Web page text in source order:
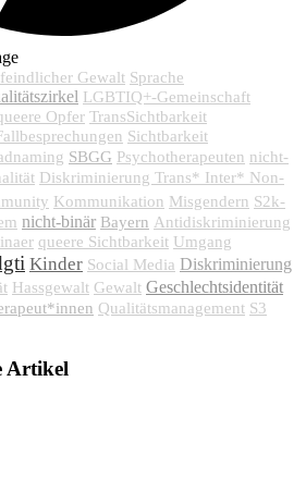
Gewalt Sprache
LGBTIQ+-Gemeinschaft
Opfer TransSichtbarkeit
Sichtbarkeit
SBGG Psychotherapeuten nicht-
Diskriminierung Trans* Inter* Non-
Kommunikation Misgendern S2k-
nicht-binär Bayern Antidiskriminierung
queere Sichtbarkeit Umgang
Kinder Social Media Diskriminierung
Hassgewalt Gewalt Geschlechtsidentität
Qualitätsmanagement S3
Artikel